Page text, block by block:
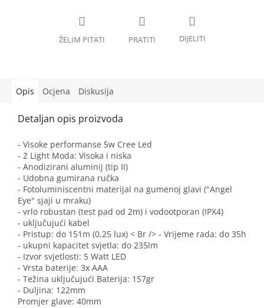
Opis Ocjena Diskusija
- Visoke performanse 5w Cree Led
- 2 Light Moda: Visoka i niska
- Anodizirani aluminij (tip II)
- Udobna gumirana ručka
- Fotoluminiscentni materijal na gumenoj glavi ("Angel
Eye" sjaji u mraku)
- vrlo robustan (test pad od 2m) i vodootporan (IPX4)
- uključujući kabel
- Pristup: do 151m (0,25 lux) < Br /> - Vrijeme rada: do 35h
- ukupni kapacitet svjetla: do 235lm
- Izvor svjetlosti: 5 Watt LED
- Vrsta baterije: 3x AAA
- Težina uključujući Baterija: 157gr
- Duljina: 122mm
Promjer glave: 40mm